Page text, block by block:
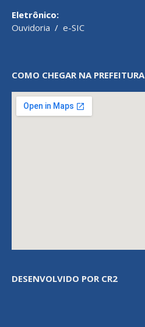
Eletrônico:
Ouvidoria / e-SIC
COMO CHEGAR NA PREFEITURA
DESENVOLVIDO POR CR2